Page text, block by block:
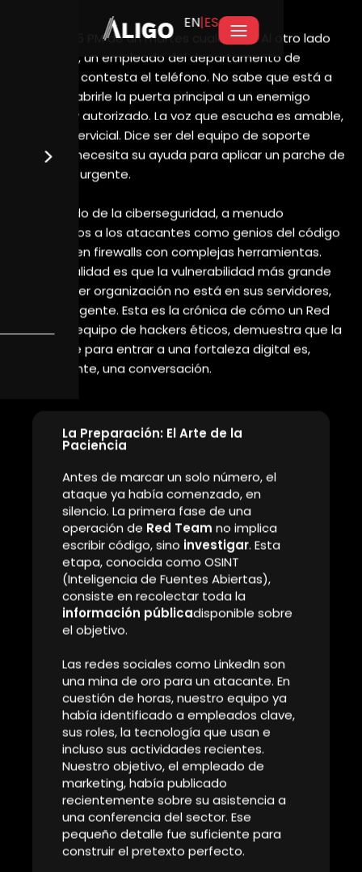
EN|ES
El Caballo de Troya Humano: Crónica
de un Ataque de Red Team Basado en
Ingeniería Social
Fecha de publicaciónoctubre 20, 2025
ESCRITO POR
CATEGORY
Ciberseguridad, Red Team
ETIQUETAS
Vulnerabilidad, Humanidad
Son las 3:15 PM de un martes cualquiera. Al otro lado
de la línea, un empleado del departamento de
marketing contesta el teléfono. No sabe que está a
punto de abrirle la puerta principal a un enemigo
invisible… y autorizado. La voz que escucha es amable,
segura y servicial. Dice ser del equipo de soporte
técnico y necesita su ayuda para aplicar un parche de
seguridad urgente.
En el mundo de la ciberseguridad, a menudo
imaginamos a los atacantes como genios del código
que rompen firewalls con complejas herramientas.
Pero la realidad es que la vulnerabilidad más grande
de cualquier organización no está en sus servidores,
sino en su gente. Esta es la crónica de cómo un Red
Team, un equipo de hackers éticos, demuestra que la
mejor llave para entrar a una fortaleza digital es,
simplemente, una conversación.